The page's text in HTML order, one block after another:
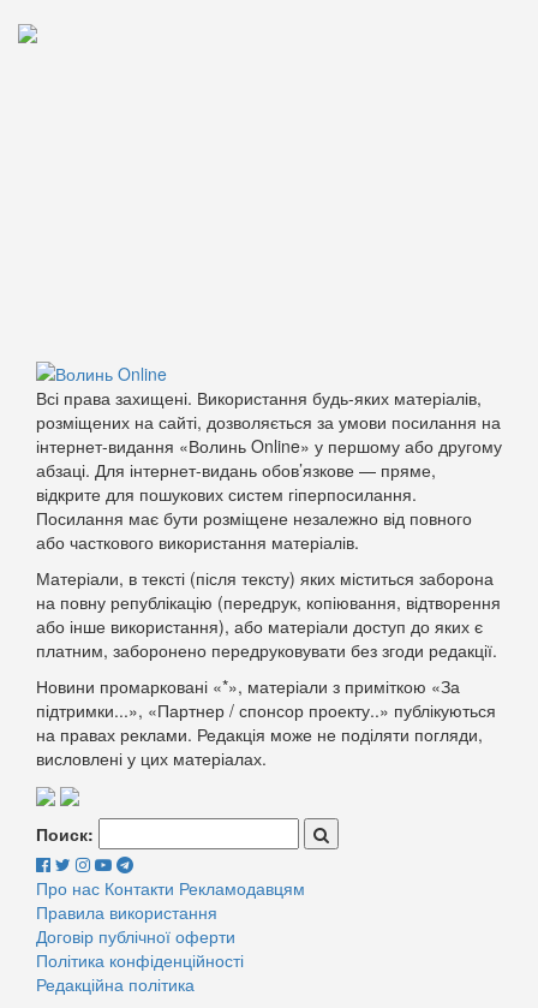
Всі права захищені. Використання будь-яких матеріалів,
розміщених на сайті, дозволяється за умови посилання на
інтернет-видання «Волинь Online» у першому або другому
абзаці. Для інтернет-видань обов’язкове — пряме,
відкрите для пошукових систем гіперпосилання.
Посилання має бути розміщене незалежно від повного
або часткового використання матеріалів.
Матеріали, в тексті (після тексту) яких міститься заборона
на повну републікацію (передрук, копіювання, відтворення
або інше використання), або матеріали доступ до яких є
платним, заборонено передруковувати без згоди редакції.
Новини промарковані «*», матеріали з приміткою «За
підтримки...», «Партнер / спонсор проекту..» публікуються
на правах реклами. Редакція може не поділяти погляди,
висловлені у цих матеріалах.
Поиск:
Про нас Контакти Рекламодавцям
Правила використання
Договір публічної оферти
Політика конфіденційності
Редакційна політика